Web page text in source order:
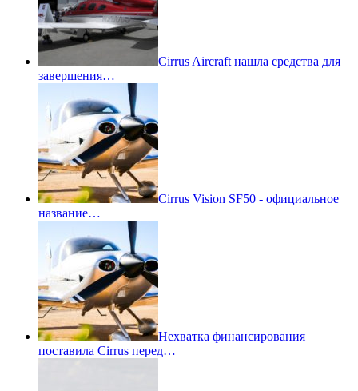
Cirrus Aircraft нашла средства для
завершения…
Cirrus Vision SF50 - официальное
название…
Нехватка финансирования
поставила Cirrus перед…